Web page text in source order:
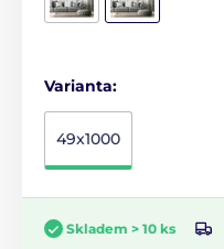
Varianta:
49x1000
Skladem > 10 ks